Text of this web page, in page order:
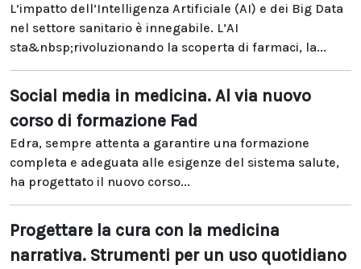
L’impatto dell’Intelligenza Artificiale (AI) e dei Big Data
nel settore sanitario è innegabile. L’AI
sta&nbsp;rivoluzionando la scoperta di farmaci, la...
Social media in medicina. Al via nuovo
corso di formazione Fad
Edra, sempre attenta a garantire una formazione
completa e adeguata alle esigenze del sistema salute,
ha progettato il nuovo corso...
Progettare la cura con la medicina
narrativa. Strumenti per un uso quotidiano